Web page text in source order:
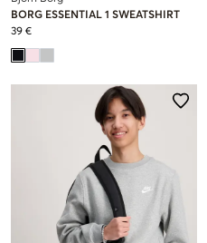
BORG ESSENTIAL 1 SWEATSHIRT
39 €